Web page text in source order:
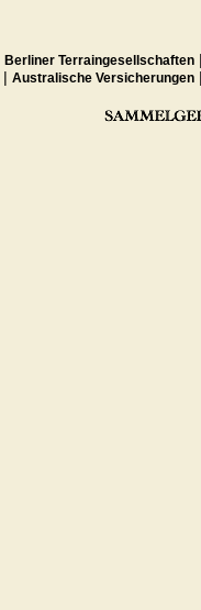
Berliner Terraingesellschaften
| Australische Versicherungen